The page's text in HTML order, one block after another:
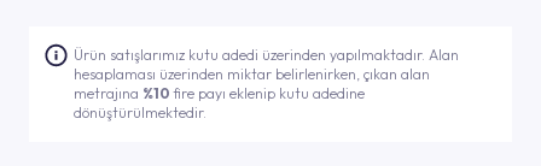
Ürün satışlarımız kutu adedi üzerinden yapılmaktadır. Alan
hesaplaması üzerinden miktar belirlenirken, çıkan alan
metrajına %10fire payı eklenip kutu adedine
dönüştürülmektedir.